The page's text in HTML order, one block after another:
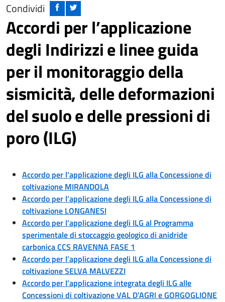
Condividi
Accordi per l’applicazione
degli Indirizzi e linee guida
per il monitoraggio della
sismicità, delle deformazioni
del suolo e delle pressioni di
poro (ILG)
Accordo per l’applicazione degli ILG alla Concessione di
coltivazione MIRANDOLA
Accordo per l’applicazione degli ILG alla Concessione di
coltivazione LONGANESI
Accordo per l’applicazione degli ILG al Programma
sperimentale di stoccaggio geologico di anidride
carbonica CCS RAVENNA FASE 1
Accordo per l’applicazione degli ILG alla Concessione di
coltivazione SELVA MALVEZZI
Accordo per l’applicazione integrata degli ILG alle
Concessioni di coltivazione VAL D’AGRI e GORGOGLIONE